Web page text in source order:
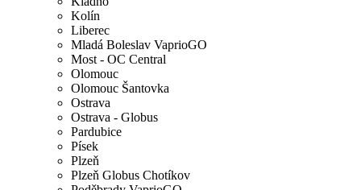
Kolín
Liberec
Mladá Boleslav VaprioGO
Most - OC Central
Olomouc
Olomouc Šantovka
Ostrava
Ostrava - Globus
Pardubice
Písek
Plzeň
Plzeň Globus Chotíkov